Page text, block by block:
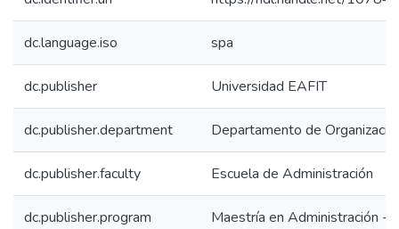
dc.language.iso spa
dc.publisher Universidad EAFIT
dc.publisher.department Departamento de
dc.publisher.faculty Escuela de Administración
dc.publisher.program Maestría en Administración -